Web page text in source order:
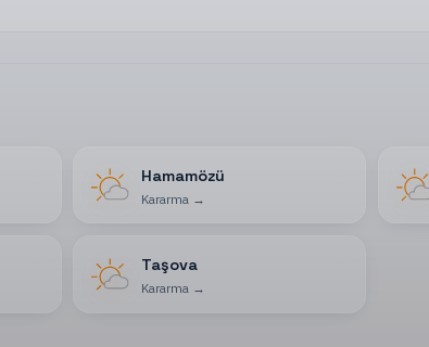
Hamamözü
Kararma →
Taşova
Kararma→